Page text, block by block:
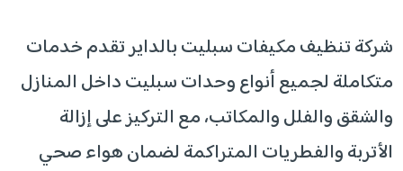
شركة تنظيف مكيفات سبليت بالداير تقدم خدمات
متكاملة لجميع أنواع وحدات سبليت داخل المنازل
والشقق والفلل والمكاتب، مع التركيز على إزالة
الأتربة والفطريات المتراكمة لضمان هواء صحي